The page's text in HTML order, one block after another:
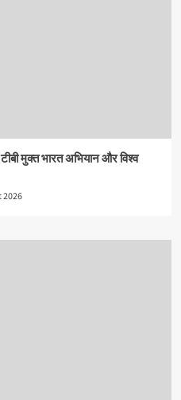
मुक्त भारत अभियान और विश्व
2026